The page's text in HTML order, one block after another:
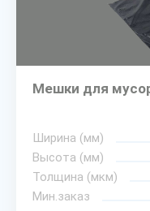
Мешки для
Ширина (мм)
Высота (мм)
Толщина (мкм)
Мин.заказ